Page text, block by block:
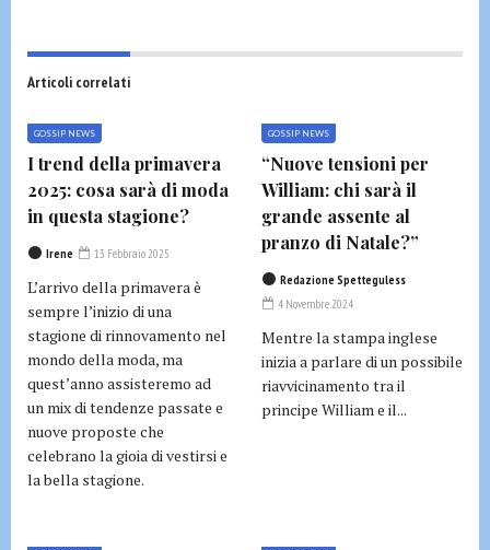
Articoli correlati
GOSSIP NEWS
I trend della primavera
2025: cosa sarà di moda
in questa stagione?
Irene 13 Febbraio 2025
L’arrivo della primavera è
sempre l’inizio di una
stagione di rinnovamento nel
mondo della moda, ma
quest’anno assisteremo ad
un mix di tendenze passate e
nuove proposte che
celebrano la gioia di vestirsi e
la bella stagione.
GOSSIP NEWS
“Nuove tensioni per
William: chi sarà il
grande assente al
pranzo di Natale?”
Redazione Spetteguless
4 Novembre 2024
Mentre la stampa inglese
inizia a parlare di un possibile
riavvicinamento tra il
principe William e il...